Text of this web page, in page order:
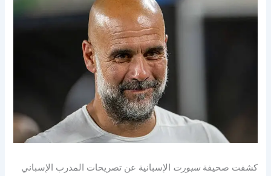
كشفت صحيفةسبورت الإسبانية عن تصريحات المدرب الإسباني